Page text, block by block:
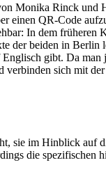
Monika Rinck und
einen QR-Code
In dem früheren
der beiden in
gibt. Da
sich mit
sie im Hinblick auf
die spezifischen